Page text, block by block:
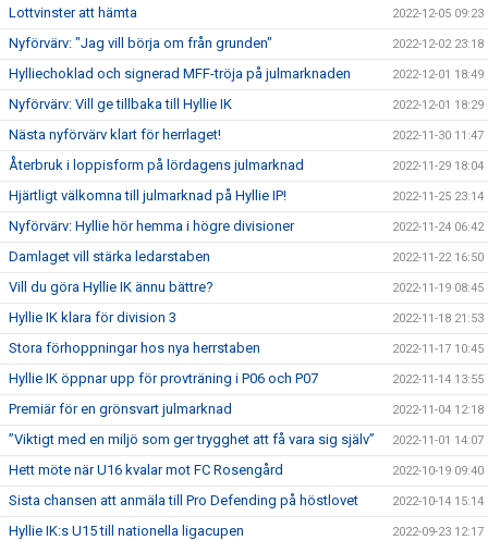
Lottvinster att hämta 2022-12-05 09:23
Nyförvärv: "Jag vill börja om från grunden" 2022-12-02 23:18
Hylliechoklad och signerad MFF-tröja på julmarknaden 2022-12-01 18:49
Nyförvärv: Vill ge tillbaka till Hyllie IK 2022-12-01 18:29
Nästa nyförvärv klart för herrlaget! 2022-11-30 11:47
Återbruk i loppisform på lördagens julmarknad 2022-11-29 18:04
Hjärtligt välkomna till julmarknad på Hyllie IP! 2022-11-25 23:14
Nyförvärv: Hyllie hör hemma i högre divisioner 2022-11-24 06:42
Damlaget vill stärka ledarstaben 2022-11-22 16:50
Vill du göra Hyllie IK ännu bättre? 2022-11-19 08:45
Hyllie IK klara för division 3 2022-11-18 21:53
Stora förhoppningar hos nya herrstaben 2022-11-17 10:45
Hyllie IK öppnar upp för provträning i P06 och P07 2022-11-14 13:55
Premiär för en grönsvart julmarknad 2022-11-04 12:18
”Viktigt med en miljö som ger trygghet att få vara sig själv” 2022-11-01 14:07
Hett möte när U16 kvalar mot FC Rosengård 2022-10-19 09:40
Sista chansen att anmäla till Pro Defending på höstlovet 2022-10-14 15:14
Hyllie IK:s U15 till nationella ligacupen 2022-09-23 12:17